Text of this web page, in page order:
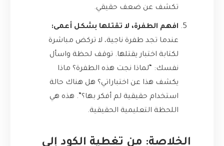
تكشف عن ضعف حقيقي.
افهم الطفرة، لا تقتلها بشكل أعمى:
عندما تجد طفرة ناجية، لا تركض مباشرة
لكتابة اختبار يقتلها. توقف لحظة واسأل
نفسك: “لماذا نجت هذه الطفرة؟ ماذا
يكشف هذا عن اختباراتي؟ هل هناك حالة
استخدام حقيقية لم أفكر بها؟”. هذه هي
اللحظة التعليمية الحقيقية.
الخلاصة: من تغطية الكود إلى